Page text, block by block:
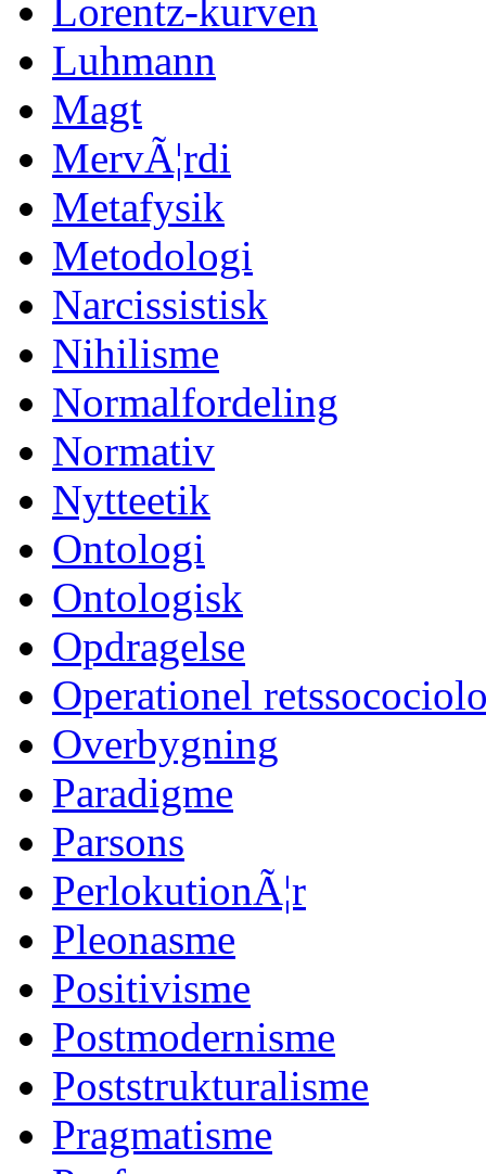
Lorentz-kurven
Luhmann
Magt
MervÃ¦rdi
Metafysik
Metodologi
Narcissistisk
Nihilisme
Normalfordeling
Normativ
Nytteetik
Ontologi
Ontologisk
Opdragelse
Operationel
Overbygning
Paradigme
Parsons
PerlokutionÃ¦r
Pleonasme
Positivisme
Postmodernisme
Poststrukturalisme
Pragmatisme